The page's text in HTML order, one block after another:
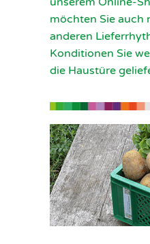
möchten Sie auch
anderen
Konditionen Sie
die Haustüre